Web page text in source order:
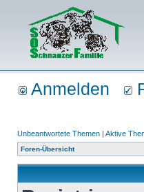
Anmelden
Unbeantwortete Themen | Aktive
Foren-Übersicht